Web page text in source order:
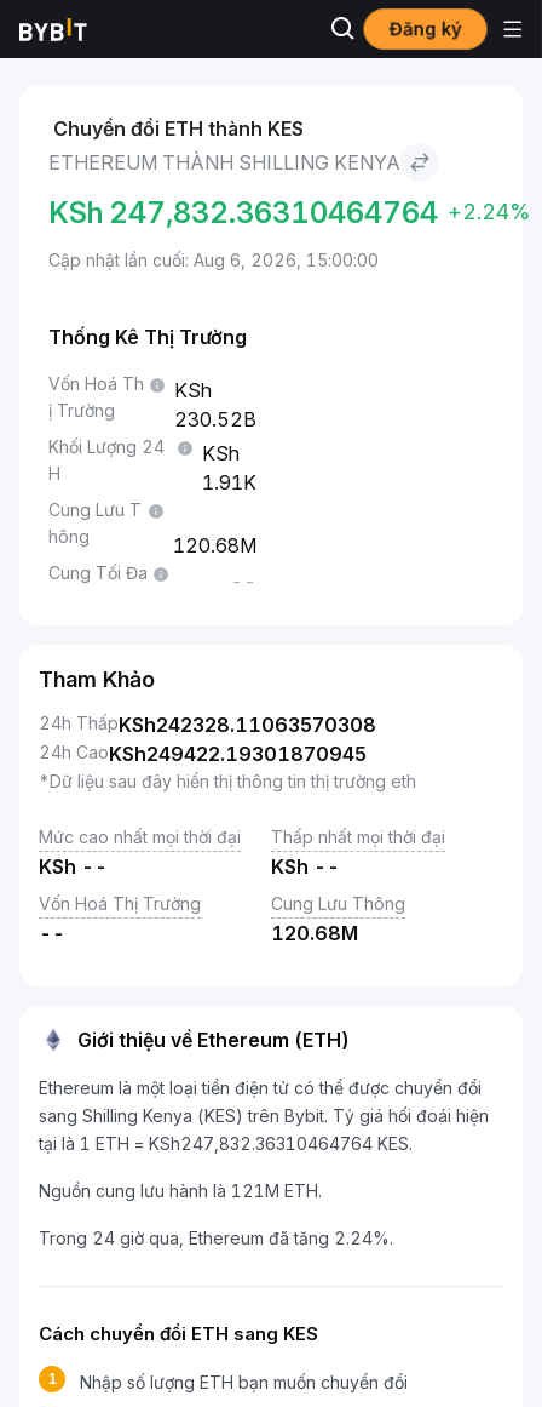
Đăng ký
Thị trường Ethereum to Shilling Kenya
Chuyển đổi ETH thành KES
ETHEREUM THÀNH SHILLING KENYA
KSh 247,832.36310464764 +2.24%
Cập nhật lần cuối: Aug 6, 2026, 15:00:00
Thống Kê Thị Trường
Vốn Hoá Th
ị Trường
230.52B
Khối Lượng 24
H
1.91K
Cung Lưu T
hông
120.68M
Cung Tối Đa --
Tham Khảo
24h ThấpKSh242328.11063570308
24h CaoKSh249422.19301870945
*Dữ liệu sau đây hiển thị thông tin thị trường eth
Mức cao nhất mọi thời đại
KSh --
Thấp nhất mọi thời đại
KSh --
Vốn Hoá Thị Trường
--
Cung Lưu Thông
120.68M
Giới thiệu về Ethereum (ETH)
Ethereum là một loại tiền điện tử có thể được chuyển đổi
sang Shilling Kenya (KES) trên Bybit. Tỷ giá hối đoái hiện
tại là 1 ETH = KSh247,832.36310464764 KES.
Nguồn cung lưu hành là 121M ETH.
Trong 24 giờ qua, Ethereum đã tăng 2.24%.
Cách chuyển đổi ETH sang KES
1 Nhập số lượng ETH bạn muốn chuyển đổi